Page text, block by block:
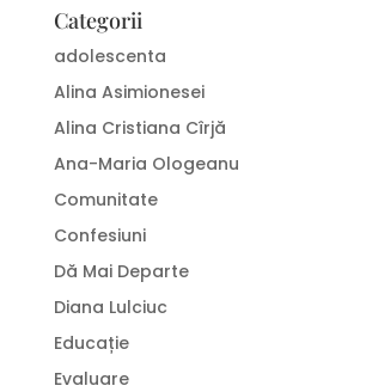
Categorii
adolescenta
Alina Asimionesei
Alina Cristiana Cîrjă
Ana-Maria Ologeanu
Comunitate
Confesiuni
Dă Mai Departe
Diana Lulciuc
Educație
Evaluare